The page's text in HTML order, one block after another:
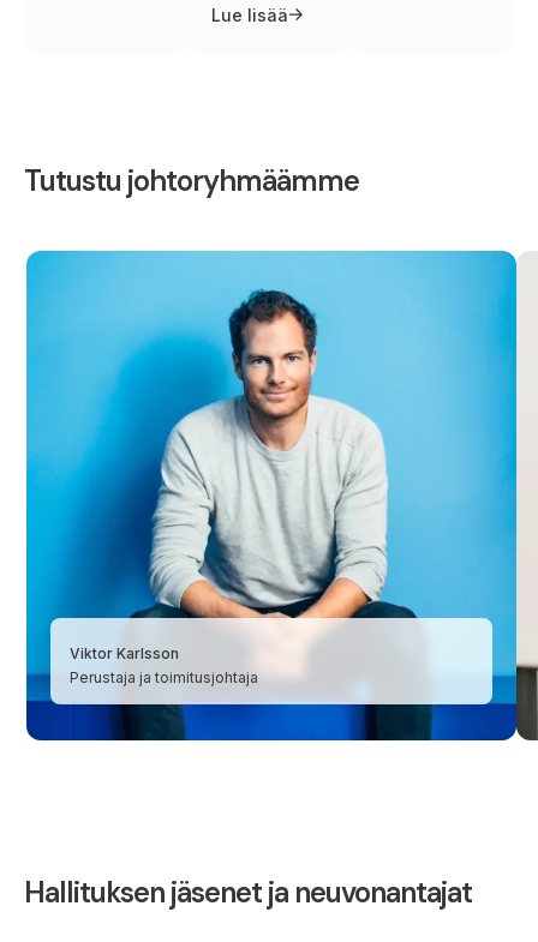
Lue lisää
Tutustu johtoryhmäämme
Viktor Karlsson
Perustaja ja toimitusjohtaja
Hallituksen jäsenet ja neuvonantajat